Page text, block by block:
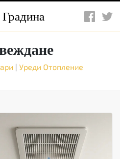
Градина
| Уреди Отопление